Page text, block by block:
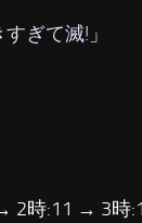
すぎて滅! 」
2時:11 → 3